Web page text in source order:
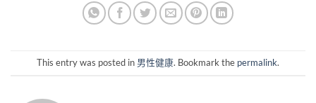
This entry was posted in 男性健康. Bookmark the permalink.